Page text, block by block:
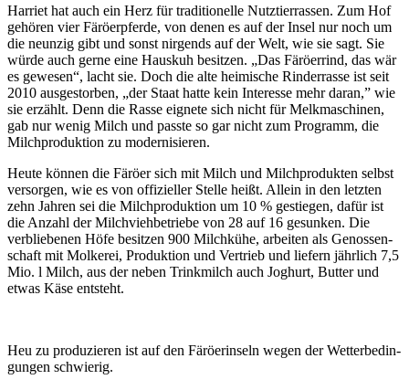
Harriet hat auch ein Herz für tradi­tio­nelle Nutz­tier­rassen. Zum Hof
gehören vier Färö­er­pferde, von denen es auf der Insel nur noch um
die neunzig gibt und sonst nirgends auf der Welt, wie sie sagt. Sie
würde auch gerne eine Hauskuh besitzen. „Das Färö­er­rind, das wär
es gewesen“, lacht sie. Doch die alte heimi­sche Rinder­rasse ist seit
2010 ausge­storben, „der Staat hatte kein Inter­esse mehr daran,” wie
sie erzählt. Denn die Rasse eignete sich nicht für Melk­ma­schinen,
gab nur wenig Milch und passte so gar nicht zum Programm, die
Milch­pro­duk­tion zu moder­ni­sieren.
Heute können die Färöer sich mit Milch und Milch­pro­dukten selbst
versorgen, wie es von offi­zi­eller Stelle heißt. Allein in den letzten
zehn Jahren sei die Milch­pro­duk­tion um 10 % gestiegen, dafür ist
die Anzahl der Milch­vieh­be­triebe von 28 auf 16 gesunken. Die
verblie­benen Höfe besitzen 900 Milch­kühe, arbeiten als Genos­sen­
schaft mit Molkerei, Produk­tion und Vertrieb und liefern jähr­lich 7,5
Mio. l Milch, aus der neben Trink­milch auch Joghurt, Butter und
etwas Käse entsteht.
Heu zu produ­zieren ist auf den Färö­er­in­seln wegen der Wetter­be­din­
gungen schwierig.